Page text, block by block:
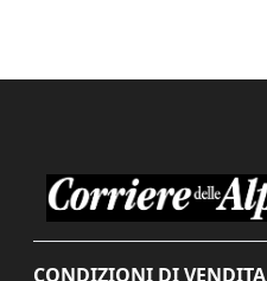
CONDIZIONI DI VENDITA